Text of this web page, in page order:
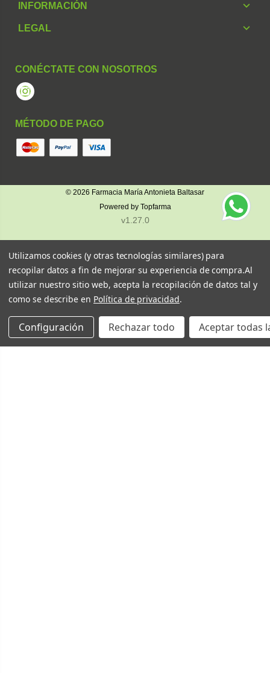
INFORMACIÓN
LEGAL
CONÉCTATE CON NOSOTROS
Instagram
MÉTODO DE PAGO
© 2026 Farmacia María Antonieta Baltasar
Powered by Topfarma
v1.27.0
Utilizamos cookies (y otras tecnologías similares) para
recopilar datos a fin de mejorar su experiencia de compra.Al
utilizar nuestro sitio web, acepta la recopilación de datos tal y
como se describe en Política de privacidad.
Configuración Rechazar todo Aceptar todas